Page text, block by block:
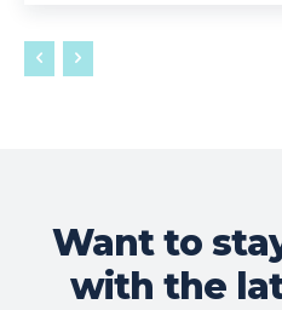
Want to
with the